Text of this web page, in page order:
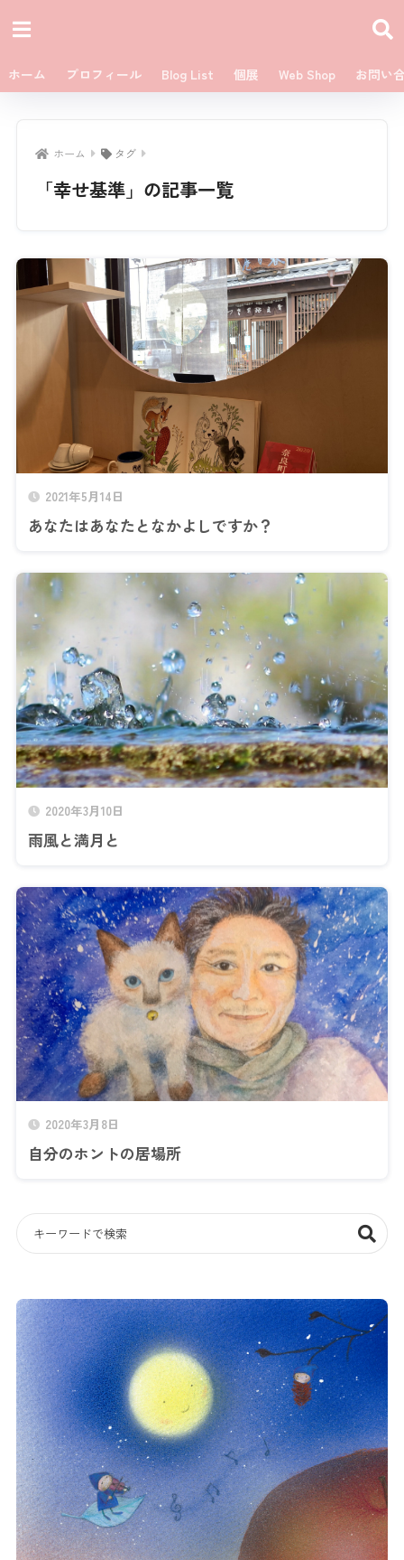
ホーム プロフィール Blog List 個展 Web Shop お問い
ホーム タグ
「幸せ基準」の記事一覧
2021年5月14日
あなたはあなたとなかよしですか？
2020年3月10日
雨風と満月と
2020年3月8日
自分のホントの居場所